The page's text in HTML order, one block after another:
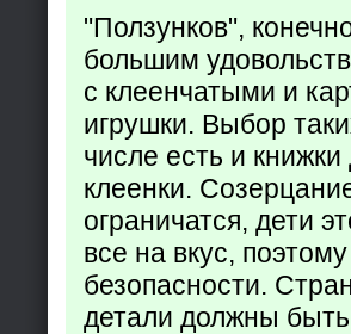
"Ползунков",
большим
с клеенчатыми и
игрушки. Выбор
числе есть и
клеенки.
ограничатся, дети
все на вкус,
безопасности.
детали должны